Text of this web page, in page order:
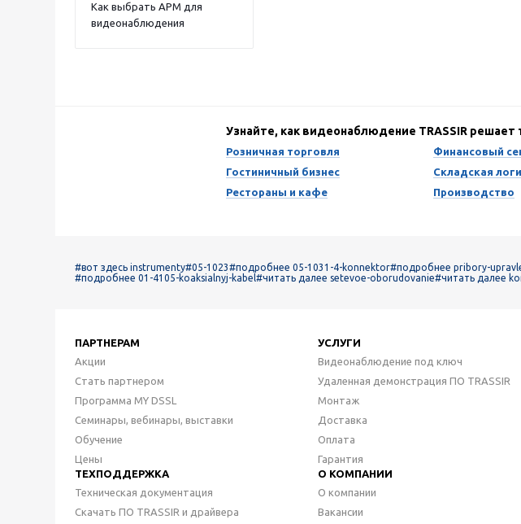
Как выбрать APM для
видеонаблюдения
Узнайте, как видеонаблюдение TRASSIR
Розничная торговля
Гостиничный бизнес
Рестораны и кафе
Финансовый
Складская
Производство
#вот здесь instrumenty#05-1023#подробнее 05-1031-4-konnektor#подробнее pribory-
#подробнее 01-4105-koaksialnyj-kabel#читать далее setevoe-oborudovanie#читать далее
ПАРТНЕРАМ
Акции
Стать партнером
Программа MY DSSL
Семинары, вебинары, выставки
Обучение
Цены
УСЛУГИ
Видеонаблюдение под ключ
Удаленная демонстрация ПО TRASSIR
Монтаж
Доставка
Оплата
Гарантия
ТЕХПОДДЕРЖКА
Техническая документация
Скачать ПО TRASSIR и драйвера
О КОМПАНИИ
О компании
Вакансии